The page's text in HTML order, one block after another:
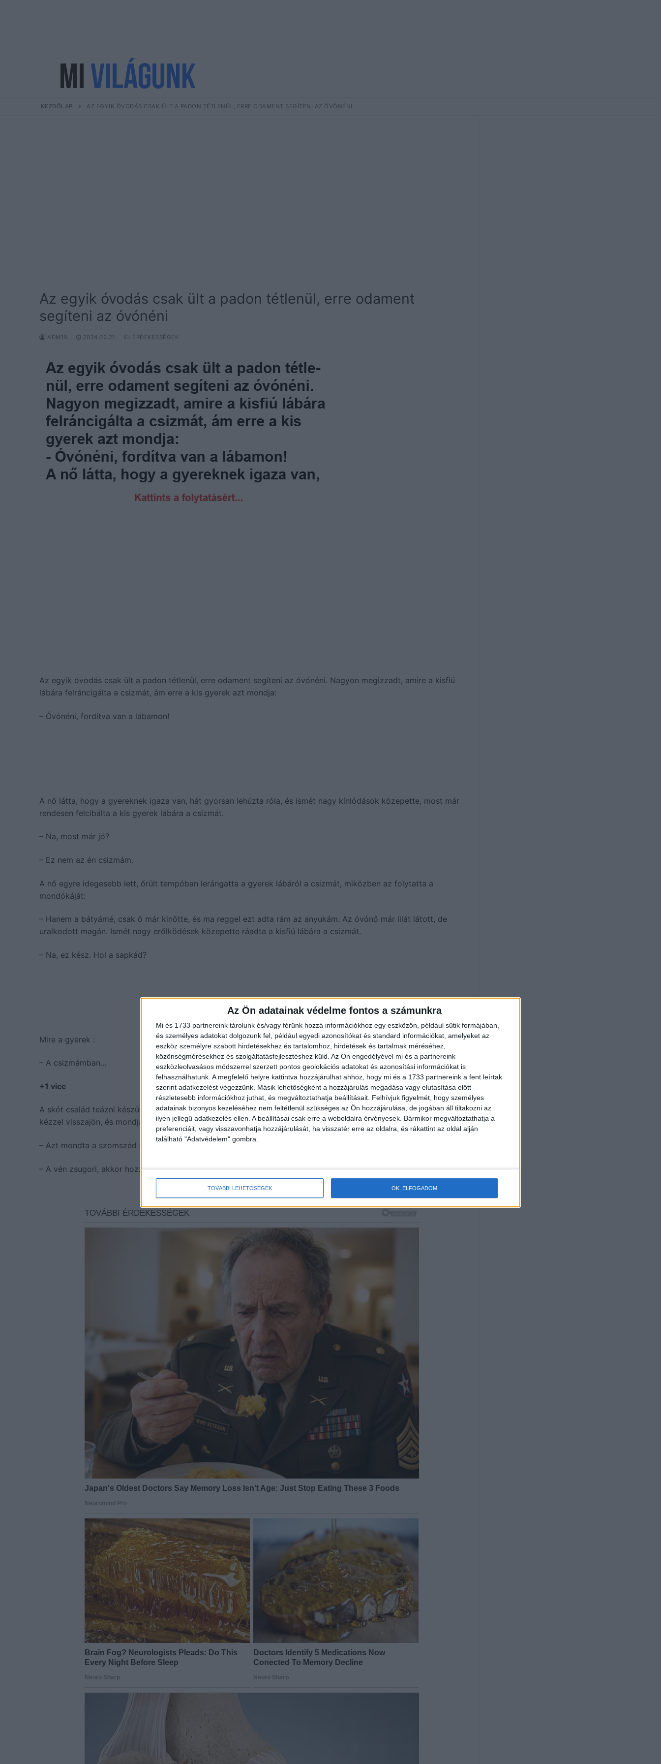
Az Ön adatainak védelme fontos a számunkra
Mi és 1733 partnereink tárolunk és/vagy férünk hozzá információkhoz egy eszközön, például sütik formájában,
és személyes adatokat dolgozunk fel, például egyedi azonosítókat és standard információkat, amelyeket az
eszköz személyre szabott hirdetésekhez és tartalomhoz, hirdetések és tartalmak méréséhez,
közönségmérésekhez és szolgáltatásfejlesztéshez küld. Az Ön engedélyével mi és a partnereink
eszközleolvasásos módszerrel szerzett pontos geolokációs adatokat és azonosítási információkat is
felhasználhatunk. A megfelelő helyre kattintva hozzájárulhat ahhoz, hogy mi és a 1733 partnereink a fent leírtak
szerint adatkezelést végezzünk. Másik lehetőségként a hozzájárulás megadása vagy elutasítása előtt
részletesebb információkhoz juthat, és megváltoztathatja beállításait. Felhívjuk figyelmét, hogy személyes
adatainak bizonyos kezeléséhez nem feltétlenül szükséges az Ön hozzájárulása, de jogában áll tiltakozni az
ilyen jellegű adatkezelés ellen. A beállításai csak erre a weboldalra érvényesek. Bármikor megváltoztathatja a
preferenciáit, vagy visszavonhatja hozzájárulását, ha visszatér erre az oldalra, és rákattint az oldal alján
található "Adatvédelem" gombra.
TOVÁBBI LEHETŐSÉGEK OK, ELFOGADOM
KEZDŐLAP AZ EGYIK ÓVODÁS CSAK ÜLT A PADON TÉTLENÜL, ERRE ODAMENT SEGÍTENI AZ ÓVÓNÉNI
Az egyik óvodás csak ült a padon tétlenül, erre odament
segíteni az óvónéni
ADM1N 2024.02.21. ÉRDEKESSÉGEK
Az egyik óvodás csak ült a padon tétlenül, erre odament segíteni az óvónéni. Nagyon megizzadt, amire a kisfiú
lábára felráncigálta a csizmát, ám erre a kis gyerek azt mondja:
– Óvónéni, fordítva van a lábamon!
A nő látta, hogy a gyereknek igaza van, hát gyorsan lehúzta róla, és ismét nagy kínlódások közepette, most már
rendesen felcibálta a kis gyerek lábára a csizmát.
– Na, most már jó?
– Ez nem az én csizmám.
A nő egyre idegesebb lett, őrült tempóban lerángatta a gyerek lábáról a csizmát, miközben az folytatta a
mondókáját:
– Hanem a bátyámé, csak ő már kinőtte, és ma reggel ezt adta rám az anyukám. Az óvónő már lilát látott, de
uralkodott magán. Ismét nagy erőlködések közepette ráadta a kisfiú lábára a csizmát.
– Na, ez kész. Hol a sapkád?
Mire a gyerek :
– A csizmámban…
+1 vicc
A skót család teázni készül, és átküldi a fiát a szomszédba, hogy kérjen cukrot. A fia átmegy, de nemsokára üres
kézzel visszajön, és mondja:
– Azt mondta a szomszéd néni, hogy most nincsen sajnos cukra.
– A vén zsugori, akkor hozzál két kockacukrot a miénkből.